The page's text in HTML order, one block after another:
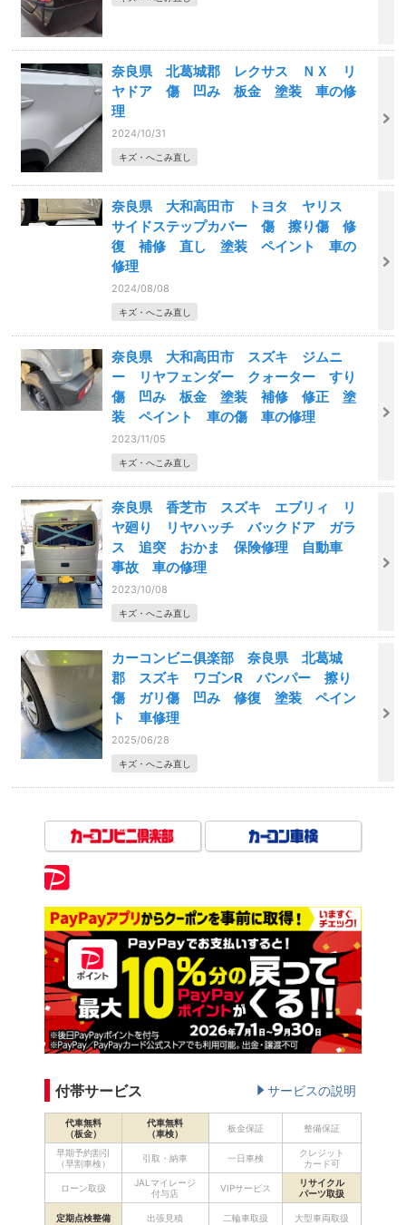
奈良県 北葛城郡 レクサス ＮＸ リ
ヤドア 傷 凹み 板金 塗装 車の修
理
2024/10/31
キズ・へこみ直し
奈良県 大和高田市 トヨタ ヤリス
サイドステップカバー 傷 擦り傷 修
復 補修 直し 塗装 ペイント 車の
修理
2024/08/08
キズ・へこみ直し
奈良県 大和高田市 スズキ ジムニ
ー リヤフェンダー クォーター すり
傷 凹み 板金 塗装 補修 修正 塗
装 ペイント 車の傷 車の修理
2023/11/05
キズ・へこみ直し
奈良県 香芝市 スズキ エブリィ リ
ヤ廻り リヤハッチ バックドア ガラ
ス 追突 おかま 保険修理 自動車
事故 車の修理
2023/10/08
キズ・へこみ直し
カーコンビニ俱楽部 奈良県 北葛城
郡 スズキ ワゴンR バンパー 擦り
傷 ガリ傷 凹み 修復 塗装 ペイン
ト 車修理
2025/06/28
キズ・へこみ直し
付帯サービス サービスの説明
代車無料
（板金）
代車無料
（車検）
板金保証 整備保証
早期予約割引
（早割車検）
引取・納車 一日車検
クレジット
カード可
ローン取扱
JALマイレージ
付与店
VIPサービス
リサイクル
パーツ取扱
定期点検整備 出張見積 二輪車取扱 大型車両取扱